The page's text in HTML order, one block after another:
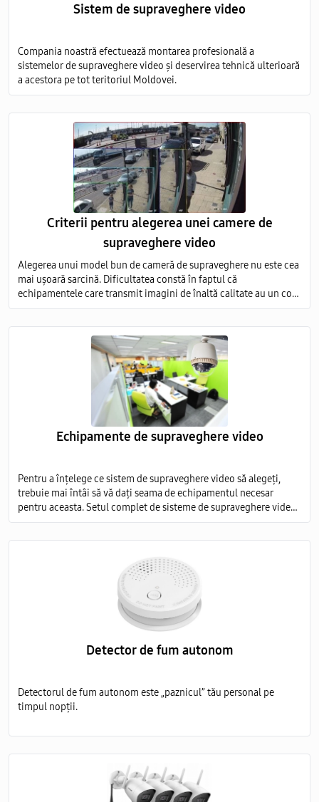
Sistem de supraveghere video
Compania noastră efectuează montarea profesională a
sistemelor de supraveghere video și deservirea tehnică ulterioară
a acestora pe tot teritoriul Moldovei.
Criterii pentru alegerea unei camere de
supraveghere video
Alegerea unui model bun de cameră de supraveghere nu este cea
mai ușoară sarcină. Dificultatea constă în faptul că
echipamentele care transmit imagini de înaltă calitate au un cost
foarte ridicat, iar modelele ieftine nu sunt capabile să ofere o
Echipamente de supraveghere video
Pentru a înțelege ce sistem de supraveghere video să alegeți,
trebuie mai întâi să vă dați seama de echipamentul necesar
pentru aceasta. Setul complet de sisteme de supraveghere video
include mai multe elemente obligatorii:
Detector de fum autonom
Detectorul de fum autonom este „paznicul” tău personal pe
timpul nopții.